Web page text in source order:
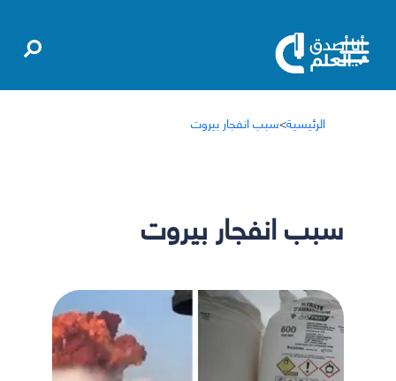
الرئيسية>سبب انفجار بيروت
سبب انفجار بيروت